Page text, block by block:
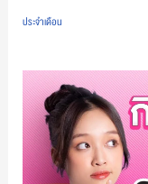
ประจำเดือน